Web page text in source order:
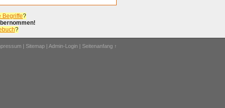
Begriffe?
?
| Sitemap | Admin-Login | Seitenanfang ↑